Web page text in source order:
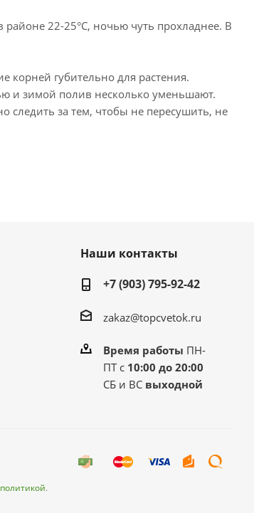
районе 22-25°С, ночью чуть прохладнее. В
корней губительно для растения.
и зимой полив несколько уменьшают.
за тем, чтобы не пересушить, не
Наши контакты
+7 (903) 795-92-42
zakaz@topcvetok.ru
Время работы ПН-
ПТ с 10:00 до 20:00
СБ и ВС выходной
политикой.